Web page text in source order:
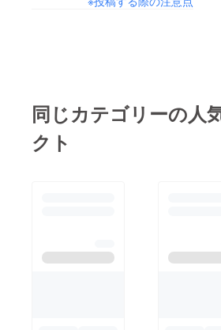
同じカテゴリーの人
クト